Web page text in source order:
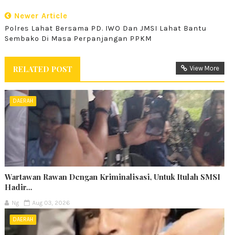
Newer Article
Polres Lahat Bersama PD. IWO Dan JMSI Lahat Bantu
Sembako Di Masa Perpanjangan PPKM
RELATED POST View More
DAERAH
Wartawan Rawan Dengan Kriminalisasi, Untuk Itulah SMSI
Hadir...
Ng Aug 03, 2026
DAERAH